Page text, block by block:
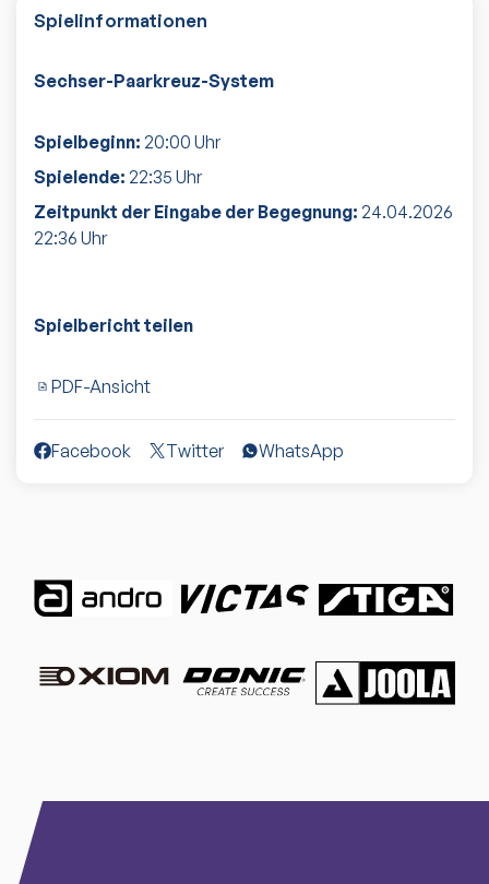
Spielinformationen
Sechser-Paarkreuz-System
Spielbeginn: 20:00 Uhr
Spielende: 22:35 Uhr
Zeitpunkt der Eingabe der Begegnung: 24.04.2026
22:36 Uhr
Spielbericht teilen
PDF-Ansicht
Facebook Twitter WhatsApp